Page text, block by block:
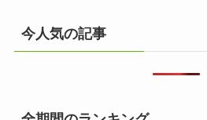
今人気の記事